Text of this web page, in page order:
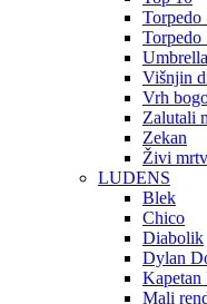
Torpedo
Torpedo
Višnjin
Vrh
Zalutali
Zekan
Živi
LUDENS
Blek
Chico
Diabolik
Dylan
Mali